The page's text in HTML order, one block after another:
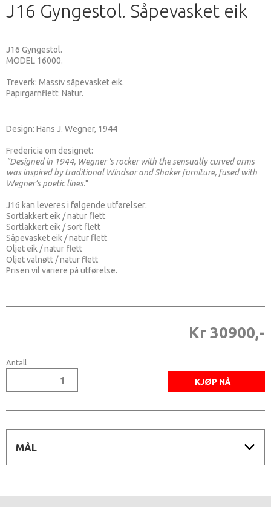
J16 Gyngestol. Såpevasket eik
J16 Gyngestol.
MODEL 16000.
Treverk: Massiv såpevasket eik.
Papirgarnflett: Natur.
Design: Hans J. Wegner, 1944
Fredericia om designet:
"Designed in 1944, Wegner 's rocker with the sensually curved arms
was inspired by traditional Windsor and Shaker furniture, fused with
Wegner’s poetic lines."
J16 kan leveres i følgende utførelser:
Sortlakkert eik / natur flett
Sortlakkert eik / sort flett
Såpevasket eik / natur flett
Oljet eik / natur flett
Oljet valnøtt / natur flett
Prisen vil variere på utførelse.
Kr 30900,-
Antall
MÅL